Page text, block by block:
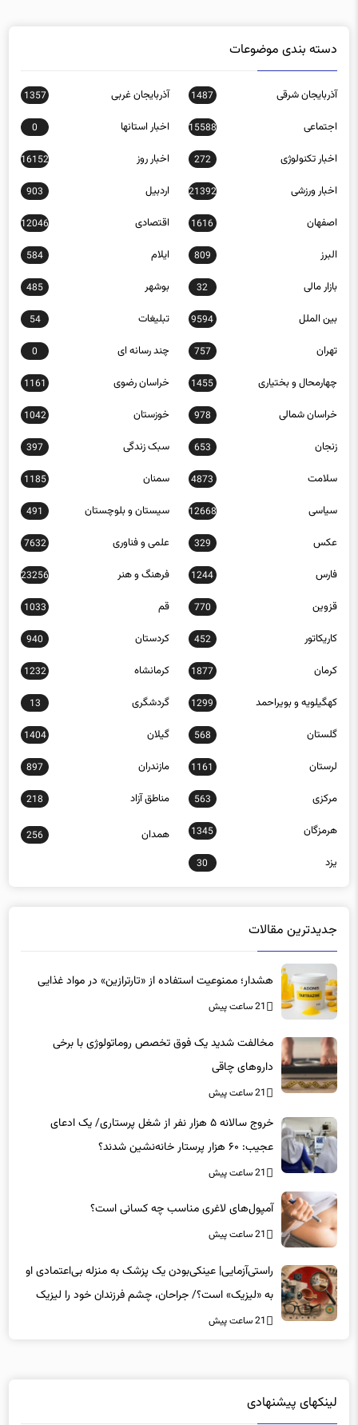
دسته بندی موضوعات
آذربایجان شرقی 1487 آذربایجان غربی 1357
اجتماعی 15588 اخبار استانها 0
اخبار تکنولوژی 272 اخبار روز 16152
اخبار ورزشی 21392 اردبیل 903
اصفهان 1616 اقتصادی 12046
البرز 809
584
بازار مالی 32 بوشهر 485
بین الملل 9594 تبلیغات 54
تهران 757 چند رسانه ای 0
چهارمحال و بختیاری 1455 خراسان رضوی 1161
خراسان شمالی 978 خوزستان 1042
زنجان 653 سبک زندگی 397
سلامت 4873 سمنان 1185
سیاسی 12668 سیستان و بلوچستان 491
عکس 329 علمی و فناوری 7632
فارس 1244 فرهنگ و هنر 23256
قزوین 770 قم 1033
کاریکاتور 452 کردستان 940
کرمان 1877 کرمانشاه 1232
کهگیلویه و بویراحمد 1299 گردشگری 13
گلستان 568 گیلان 1404
لرستان 1161 مازندران 897
مرکزی 563
218
1345
جدیدترین مقالات
هشدار؛ ممنوعیت استفاده از «تارترازین» در مواد غذایی
مخالفت شدید یک فوق تخصص روماتولوژی با برخی
داروهای چاقی
خروج سالانه ۵ هزار نفر از شغل پرستاری/ یک ادعای
عجیب: ۶۰ هزار پرستار خانه‌نشین شدند؟
آمپول‌های لاغری مناسب چه کسانی است؟
راستی‌آزمایی| عینکی‌بودن یک پزشک به منزله بی‌اعتمادی او
به «لیزیک» است؟/ جراحان، چشم فرزندان خود را لیزیک